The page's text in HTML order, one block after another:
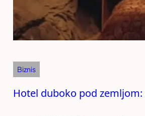
Biznis
Hotel duboko pod